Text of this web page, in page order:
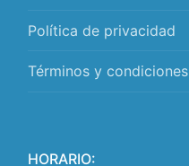
Política de privacidad
Términos y condiciones
HORARIO: